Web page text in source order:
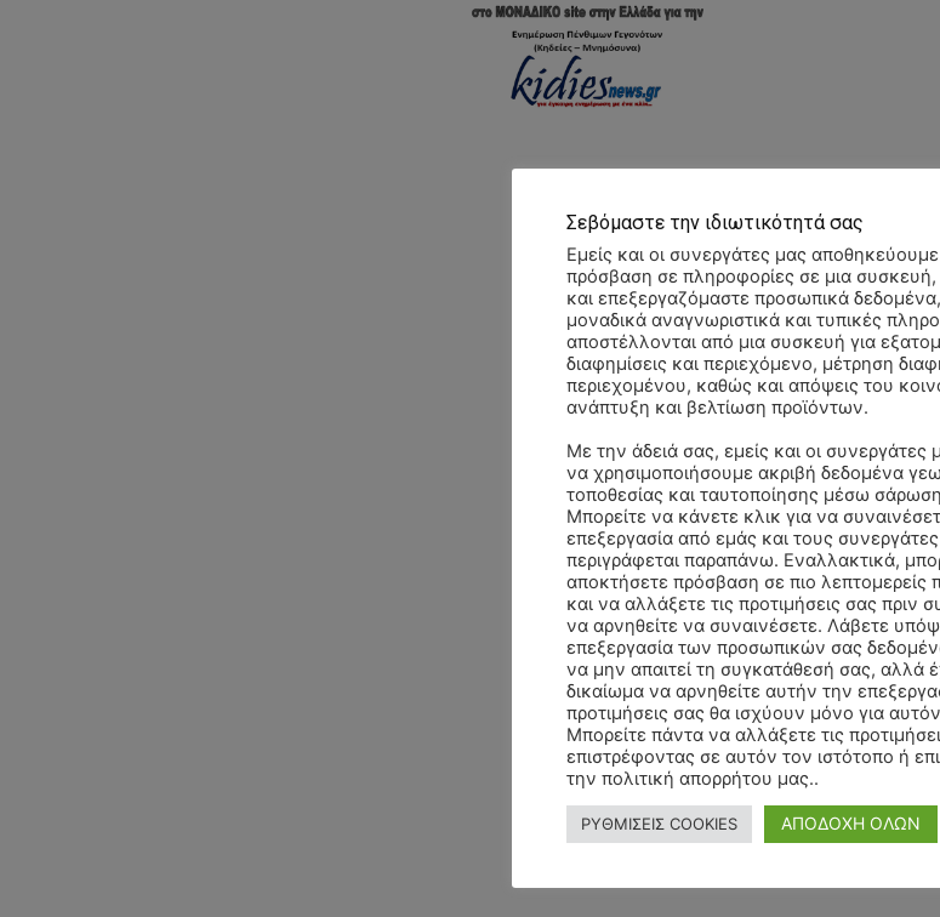
Σεβόμαστε την ιδιωτικότητά σας
Εμείς και οι συνεργάτες μας
πρόσβαση σε πληροφορίες σε μια
και επεξεργαζόμαστε προσωπικά
μοναδικά αναγνωριστικά και τυπικές
αποστέλλονται από μια συσκευή για
διαφημίσεις και περιεχόμενο, μέτρηση
περιεχομένου, καθώς και απόψεις του
ανάπτυξη και βελτίωση προϊόντων.
Με την άδειά σας, εμείς και οι συνεργάτες
να χρησιμοποιήσουμε ακριβή δεδομένα
τοποθεσίας και ταυτοποίησης μέσω
Μπορείτε να κάνετε κλικ για να
επεξεργασία από εμάς και τους
περιγράφεται παραπάνω. Εναλλακτικά,
αποκτήσετε πρόσβαση σε πιο λεπτομερείς
και να αλλάξετε τις προτιμήσεις σας πριν
να αρνηθείτε να συναινέσετε. Λάβετε
επεξεργασία των προσωπικών σας
να μην απαιτεί τη συγκατάθεσή σας, αλλά
δικαίωμα να αρνηθείτε αυτήν την
προτιμήσεις σας θα ισχύουν μόνο για
Μπορείτε πάντα να αλλάξετε τις
επιστρέφοντας σε αυτόν τον ιστότοπο ή
την πολιτική απορρήτου μας..
ΡΥΘΜΙΣΕΙΣ COOKIES ΑΠΟΔΟΧΗ ΟΛΩΝ